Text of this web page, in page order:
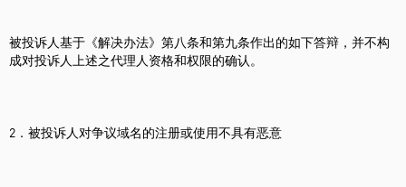
被投诉人基于《解决办法》第八条和第九条作出的如下答辩，并不构
成对投诉人上述之代理人资格和权限的确认。
2．被投诉人对争议域名的注册或使用不具有恶意